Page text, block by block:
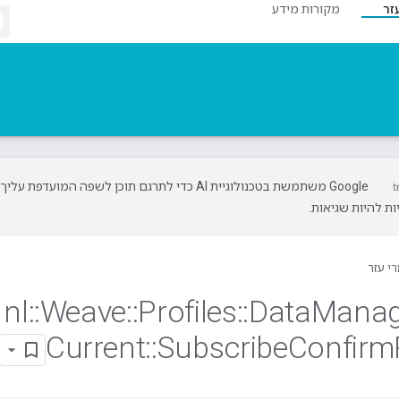
מקורות מידע
‫Google משתמשת בטכנולוגיית AI כדי לתרגם תוכן לשפה המועדפת עליך.
להיות שגיאות.
עזר
nl::Weave::Profiles::Data
Current::SubscribeConfirm